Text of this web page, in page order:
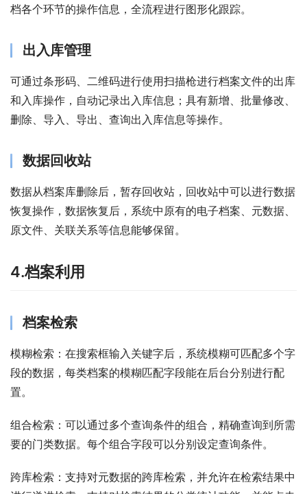
档各个环节的操作信息，全流程进行图形化跟踪。
出入库管理
可通过条形码、二维码进行使用扫描枪进行档案文件的出库
和入库操作，自动记录出入库信息；具有新增、批量修改、
删除、导入、导出、查询出入库信息等操作。
数据回收站
数据从档案库删除后，暂存回收站，回收站中可以进行数据
恢复操作，数据恢复后，系统中原有的电子档案、元数据、
原文件、关联关系等信息能够保留。
4.档案利用
档案检索
模糊检索：在搜索框输入关键字后，系统模糊可匹配多个字
段的数据，每类档案的模糊匹配字段能在后台分别进行配
置。
组合检索：可以通过多个查询条件的组合，精确查询到所需
要的门类数据。每个组合字段可以分别设定查询条件。
跨库检索：支持对元数据的跨库检索，并允许在检索结果中